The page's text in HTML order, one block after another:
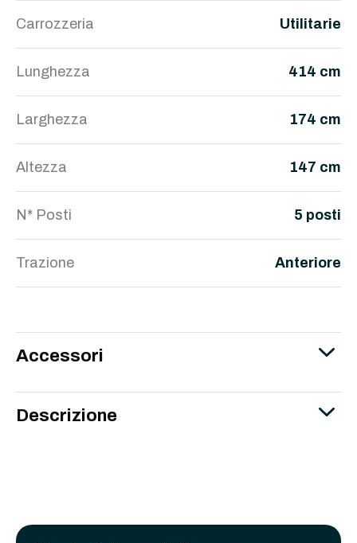
Carrozzeria Utilitarie
Lunghezza 414 cm
Larghezza 174 cm
Altezza 147 cm
N* Posti 5 posti
Trazione Anteriore
Accessori
Descrizione